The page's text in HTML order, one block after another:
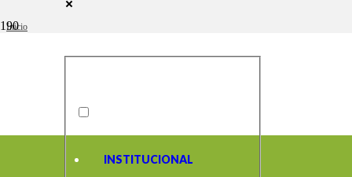
INSTITUCIONAL
Inicio
Presentamos un estudio